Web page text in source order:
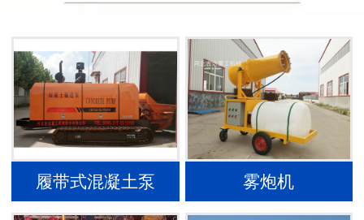
履带式混凝土泵 雾炮机